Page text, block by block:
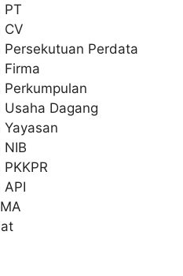
PT
CV
Perdata
Dagang